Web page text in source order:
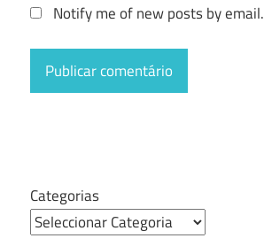
Notify me of new posts by email.
Categorias